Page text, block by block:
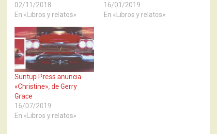
02/11/2018
En «Libros y relatos»
16/01/2019
En «Libros y relatos»
Suntup Press anuncia
«Christine», de Gerry
Grace
16/07/2019
En «Libros y relatos»